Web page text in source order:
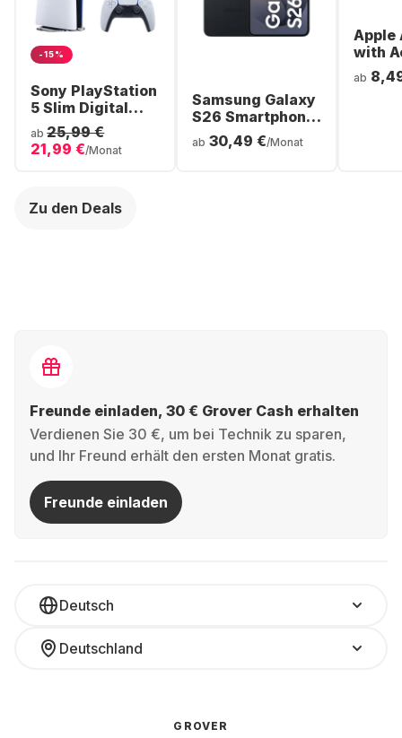
-15%
Sony PlayStation
5 Slim Digital
Console
ab 25,99 €
21,99 €/Monat
Samsung Galaxy
S26 Smartphone
- 256GB - Dual
SIM
ab 30,49 €/Monat
Apple
with
Noise
ab
Zu den Deals
Freunde einladen, 30 € Grover Cash erhalten
Verdienen Sie 30 €, um bei Technik zu sparen,
und Ihr Freund erhält den ersten Monat gratis.
Freunde einladen
Deutsch
Deutschland
GROVER